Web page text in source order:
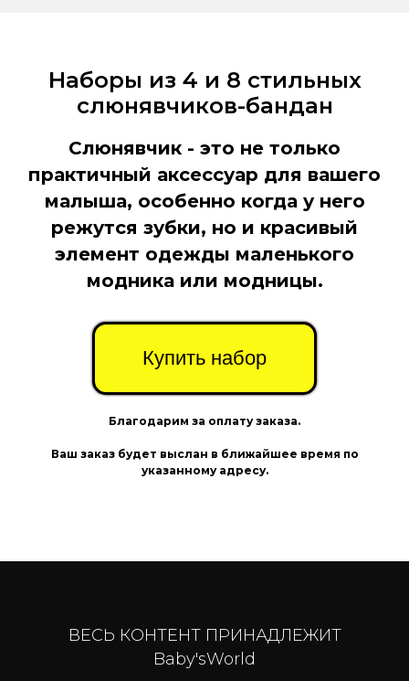
Наборы из 4 и 8 стильных
слюнявчиков-бандан
Слюнявчик - это не только
практичный аксессуар для вашего
малыша, особенно когда у него
режутся зубки, но и красивый
элемент одежды маленького
модника или модницы.
Купить набор
Благодарим за оплату заказа.
Ваш заказ будет выслан в ближайшее время по
указанному адресу.
ВЕСЬ КОНТЕНТ ПРИНАДЛЕЖИТ
Baby'sWorld